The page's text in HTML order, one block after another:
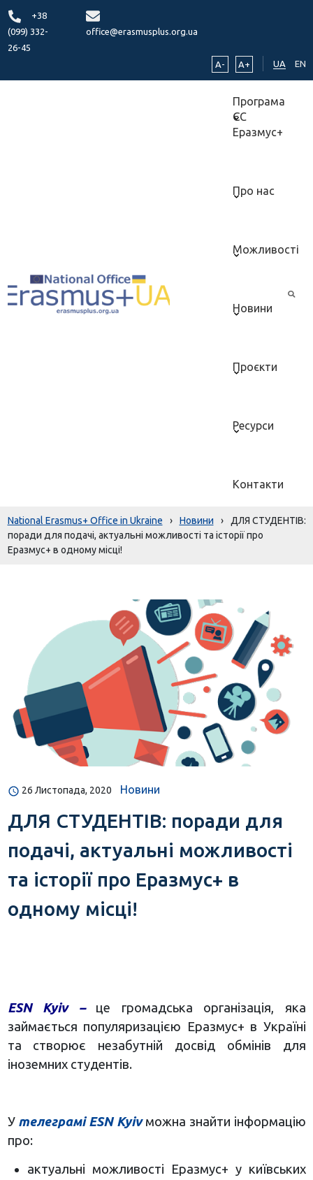
+38
(099) 332-
26-45
office@erasmusplus.org.ua
A- A+ UA EN
Програма
ЄС
Еразмус+
Про нас
Можливості
Новини
Проєкти
Ресурси
Контакти
National Erasmus+ Office in Ukraine › Новини ›
ДЛЯ СТУДЕНТІВ:
поради для подачі, актуальні можливості та історії про
Еразмус+ в одному місці!
26 Листопада, 2020 Новини
ДЛЯ СТУДЕНТІВ: поради для
подачі, актуальні можливості
та історії про Еразмус+ в
одному місці!
ESN Kyiv –це громадська організація, яка
займається популяризацією Еразмус+ в Україні
та створює незабутній досвід обмінів для
іноземних студентів.
У телеграмі ESN Kyivможна знайти інформацію
про:
актуальні можливості Еразмус+ у київських